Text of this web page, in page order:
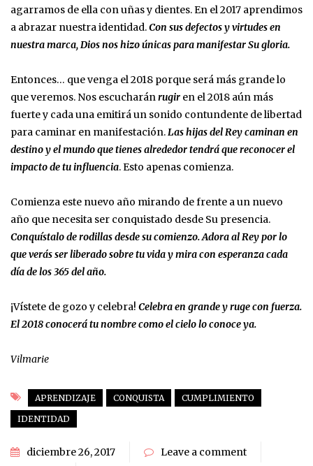
agarramos de ella con uñas y dientes. En el 2017 aprendimos
a abrazar nuestra identidad.Con sus defectos y virtudes en
nuestra marca, Dios nos hizo únicas para manifestar Su gloria.
Entonces… que venga el 2018 porque será más grande lo
que veremos. Nos escucharánrugir en el 2018 aún más
fuerte y cada una emitirá un sonido contundente de libertad
para caminar en manifestación.Las hijas del Rey caminan en
destino y el mundo que tienes alrededor tendrá que reconocer el
impacto de tu influencia. Esto apenas comienza.
Comienza este nuevo año mirando de frente a un nuevo
año que necesita ser conquistado desde Su presencia.
Conquístalo de rodillas desde su comienzo. Adora al Rey por lo
que verás ser liberado sobre tu vida y mira con esperanza cada
día de los 365 del año.
¡Vístete de gozo y celebra! Celebra en grande y ruge con fuerza.
El 2018 conocerá tu nombre como el cielo lo conoce ya.
Vilmarie
APRENDIZAJE CONQUISTA
CUMPLIMIENTO
IDENTIDAD
diciembre 26, 2017
Leave a comment